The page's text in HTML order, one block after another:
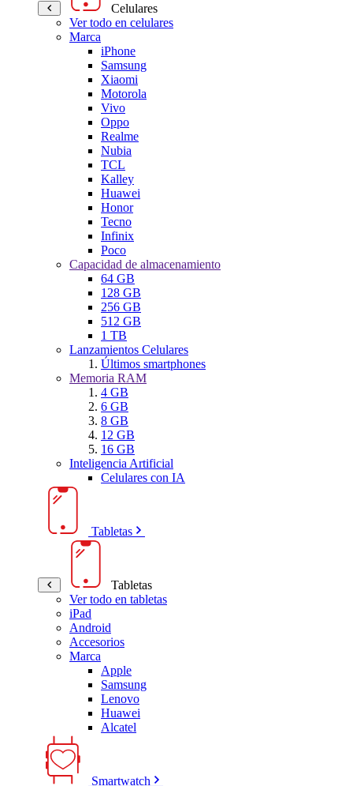
Celulares
Ver todo en celulares
Marca
iPhone
Samsung
Xiaomi
Motorola
Vivo
Oppo
Realme
Nubia
TCL
Kalley
Huawei
Honor
Tecno
Infinix
Poco
Capacidad de almacenamiento
64 GB
128 GB
256 GB
512 GB
1 TB
Lanzamientos Celulares
Últimos smartphones
Memoria RAM
4 GB
6 GB
8 GB
12 GB
16 GB
Inteligencia Artificial
Celulares con IA
Tabletas
Tabletas
Ver todo en tabletas
iPad
Android
Accesorios
Marca
Apple
Samsung
Lenovo
Huawei
Alcatel
Smartwatch